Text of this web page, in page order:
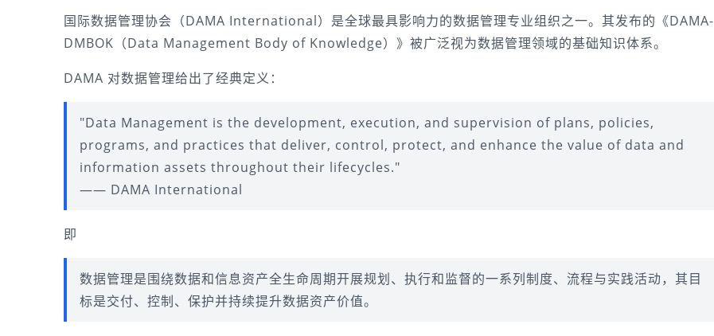
国际数据管理协会（DAMA International）是全球最具影响力的数据管理专业组织之一。其发布的《DAMA-
DMBOK（Data Management Body of Knowledge）》被广泛视为数据管理领域的基础知识体系。
DAMA 对数据管理给出了经典定义：
"Data Management is the development, execution, and supervision of plans, policies,
programs, and practices that deliver, control, protect, and enhance the value of data and
information assets throughout their lifecycles."
—— DAMA International
即
数据管理是围绕数据和信息资产全生命周期开展规划、执行和监督的一系列制度、流程与实践活动，其目
标是交付、控制、保护并持续提升数据资产价值。